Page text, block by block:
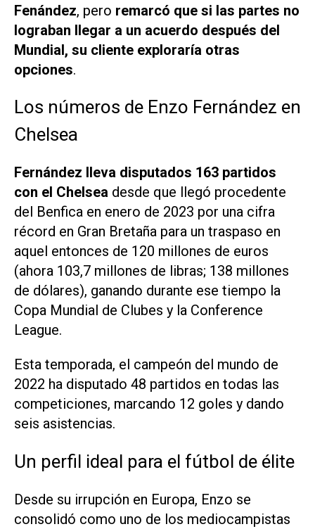
Fenández, pero remarcó que si las partes no
lograban llegar a un acuerdo después del
Mundial, su cliente exploraría otras
opciones.
Los números de Enzo Fernández en
Chelsea
Fernández lleva disputados 163 partidos
con el Chelsea desde que llegó procedente
del Benfica en enero de 2023 por una cifra
récord en Gran Bretaña para un traspaso en
aquel entonces de 120 millones de euros
(ahora 103,7 millones de libras; 138 millones
de dólares), ganando durante ese tiempo la
Copa Mundial de Clubes y la Conference
League.
Esta temporada, el campeón del mundo de
2022 ha disputado 48 partidos en todas las
competiciones, marcando 12 goles y dando
seis asistencias.
Un perfil ideal para el fútbol de élite
Desde su irrupción en Europa, Enzo se
consolidó como uno de los mediocampistas